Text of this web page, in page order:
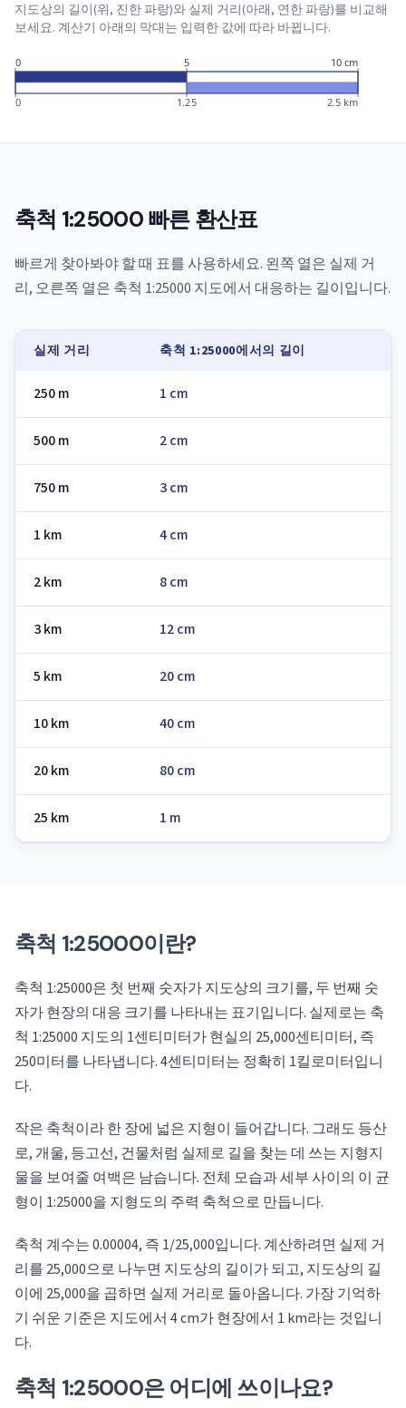
지도상의 길이(위, 진한 파랑)와 실제 거리(아래, 연한 파랑)를 비교해
보세요. 계산기 아래의 막대는 입력한 값에 따라 바뀝니다.
0
0
5
1.25
10 cm
2.5 km
축척 1:25000 빠른 환산표
빠르게 찾아봐야 할 때 표를 사용하세요. 왼쪽 열은 실제 거
리, 오른쪽 열은 축척 1:25000 지도에서 대응하는 길이입니다.
실제 거리 축척 1:25000에서의 길이
250 m 1 cm
500 m 2 cm
750 m 3 cm
1 km 4 cm
2 km 8 cm
3 km 12 cm
5 km 20 cm
10 km 40 cm
20 km 80 cm
25 km 1 m
축척 1:25000이란?
축척 1:25000은 첫 번째 숫자가 지도상의 크기를, 두 번째 숫
자가 현장의 대응 크기를 나타내는 표기입니다. 실제로는 축
척 1:25000 지도의 1센티미터가 현실의 25,000센티미터, 즉
250미터를 나타냅니다. 4센티미터는 정확히 1킬로미터입니
다.
작은 축척이라 한 장에 넓은 지형이 들어갑니다. 그래도 등산
로, 개울, 등고선, 건물처럼 실제로 길을 찾는 데 쓰는 지형지
물을 보여줄 여백은 남습니다. 전체 모습과 세부 사이의 이 균
형이 1:25000을 지형도의 주력 축척으로 만듭니다.
축척 계수는 0.00004, 즉 1/25,000입니다. 계산하려면 실제 거
리를 25,000으로 나누면 지도상의 길이가 되고, 지도상의 길
이에 25,000을 곱하면 실제 거리로 돌아옵니다. 가장 기억하
기 쉬운 기준은 지도에서 4 cm가 현장에서 1 km라는 것입니
다.
축척 1:25000은 어디에 쓰이나요?